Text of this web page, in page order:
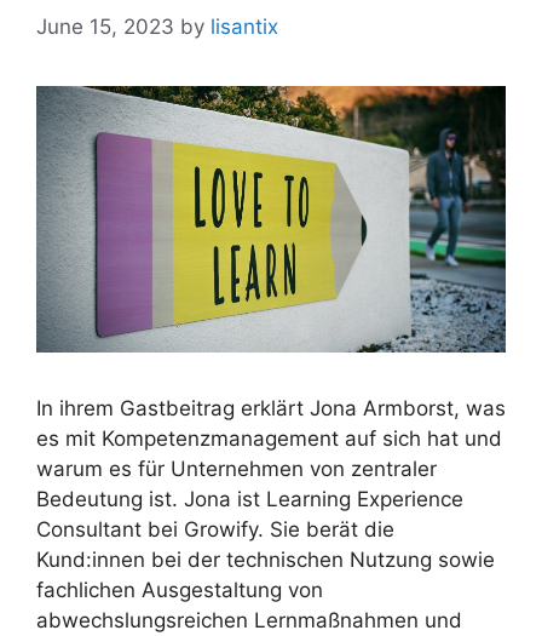
June 15, 2023 by lisantix
In ihrem Gastbeitrag erklärt Jona Armborst, was
es mit Kompetenzmanagement auf sich hat und
warum es für Unternehmen von zentraler
Bedeutung ist. Jona ist Learning Experience
Consultant bei Growify. Sie berät die
Kund:innen bei der technischen Nutzung sowie
fachlichen Ausgestaltung von
abwechslungsreichen Lernmaßnahmen und